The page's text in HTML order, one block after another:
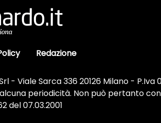
Redazione
Viale Sarca 336 20126 Milano - P.Iva
periodicità. Non può pertanto
del 07.03.2001